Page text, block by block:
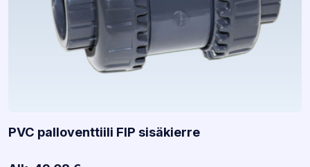
PVC palloventtiili FIP sisäkierre